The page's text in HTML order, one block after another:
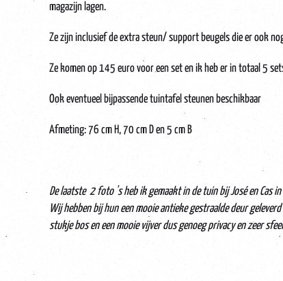
magazijn lagen.
Ze zijn inclusief de extra steun/ support beugels die er ook
Ze komen op 145 euro voor een set en ik heb er in totaal 5
Ook eventueel bijpassende tuintafel steunen beschikbaar
Afmeting: 76 cm H, 70 cm D en 5 cm B
De laatste 2 foto 's heb ik gemaakt in de tuin bij José en
Wij hebben bij hun een mooie antieke gestraalde deur
stukje bos en een mooie vijver dus genoeg privacy en zeer